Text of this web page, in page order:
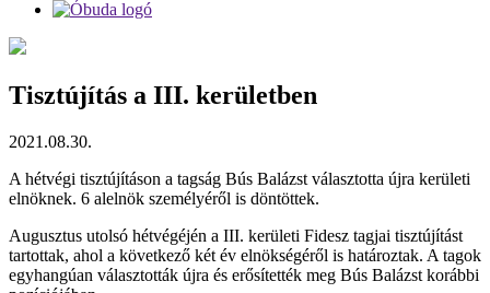
Tisztújítás a III. kerületben
2021.08.30.
A hétvégi tisztújításon a tagság Bús Balázst választotta újra kerületi
elnöknek. 6 alelnök személyéről is döntöttek.
Augusztus utolsó hétvégéjén a III. kerületi Fidesz tagjai tisztújítást
tartottak, ahol a következő két év elnökségéről is határoztak. A tagok
egyhangúan választották újra és erősítették meg Bús Balázst korábbi